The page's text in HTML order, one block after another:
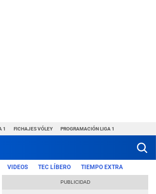
1 FICHAJES VÓLEY PROGRAMACIÓN LIGA 1
VIDEOS TEC LÍBERO TIEMPO EXTRA